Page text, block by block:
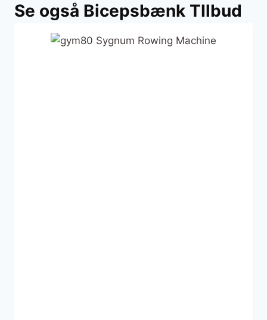
Se også Bicepsbænk TIlbud